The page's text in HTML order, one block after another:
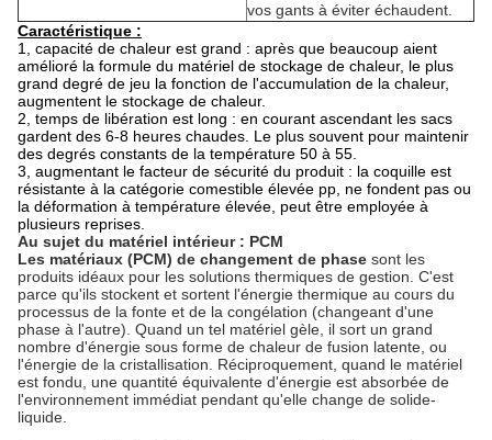
vos gants à éviter échaudent.
Caractéristique :
1, capacité de chaleur est grand : après que beaucoup aient
amélioré la formule du matériel de stockage de chaleur, le plus
grand degré de jeu la fonction de l'accumulation de la chaleur,
augmentent le stockage de chaleur.
2, temps de libération est long : en courant ascendant les sacs
gardent des 6-8 heures chaudes. Le plus souvent pour maintenir
des degrés constants de la température 50 à 55.
3, augmentant le facteur de sécurité du produit : la coquille est
résistante à la catégorie comestible élevée pp, ne fondent pas ou
la déformation à température élevée, peut être employée à
plusieurs reprises.
Au sujet du matériel intérieur : PCM
Les matériaux (PCM) de changement de phase sont les
produits idéaux pour les solutions thermiques de gestion. C'est
parce qu'ils stockent et sortent l'énergie thermique au cours du
processus de la fonte et de la congélation (changeant d'une
phase à l'autre). Quand un tel matériel gèle, il sort un grand
nombre d'énergie sous forme de chaleur de fusion latente, ou
l'énergie de la cristallisation. Réciproquement, quand le matériel
est fondu, une quantité équivalente d'énergie est absorbée de
l'environnement immédiat pendant qu'elle change de solide-
liquide.